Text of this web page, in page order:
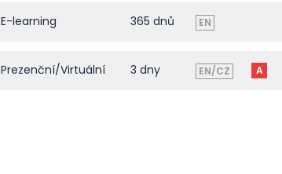
E-learning 365 dnů EN
Prezenční/Virtuální 3 dny EN/CZ A